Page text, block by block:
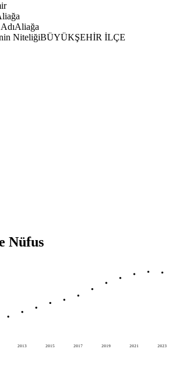
Aliağa
NiteliğiBÜYÜKŞEHİR İLÇE
Nüfus
2013 2015 2017 2019 2021 2023